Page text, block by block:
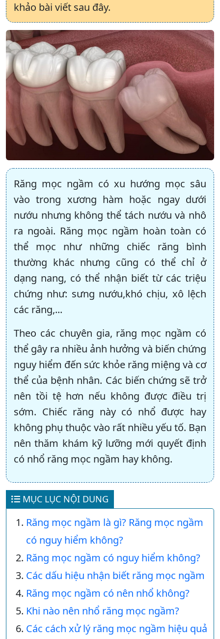
khảo bài viết sau đây.
Răng mọc ngầm có xu hướng mọc sâu
vào trong xương hàm hoặc ngay dưới
nướu nhưng không thể tách nướu và nhô
ra ngoài. Răng mọc ngầm hoàn toàn có
thể mọc như những chiếc răng bình
thường khác nhưng cũng có thể chỉ ở
dạng nang, có thể nhận biết từ các triệu
chứng như: sưng nướu,khó chịu, xô lệch
các răng,...
Theo các chuyên gia, răng mọc ngầm có
thể gây ra nhiều ảnh hưởng và biến chứng
nguy hiểm đến sức khỏe răng miệng và cơ
thể của bệnh nhân. Các biến chứng sẽ trở
nên tồi tệ hơn nếu không được điều trị
sớm. Chiếc răng này có nhổ được hay
không phụ thuộc vào rất nhiều yếu tố. Bạn
nên thăm khám kỹ lưỡng mới quyết định
có nhổ răng mọc ngầm hay không.
MỤC LỤC NỘI DUNG
Răng mọc ngầm là gì? Răng mọc ngầm
có nguy hiểm không?
Răng mọc ngầm có nguy hiểm không?
Các dấu hiệu nhận biết răng mọc ngầm
Răng mọc ngầm có nên nhổ không?
Khi nào nên nhổ răng mọc ngầm?
Các cách xử lý răng mọc ngầm hiệu quả